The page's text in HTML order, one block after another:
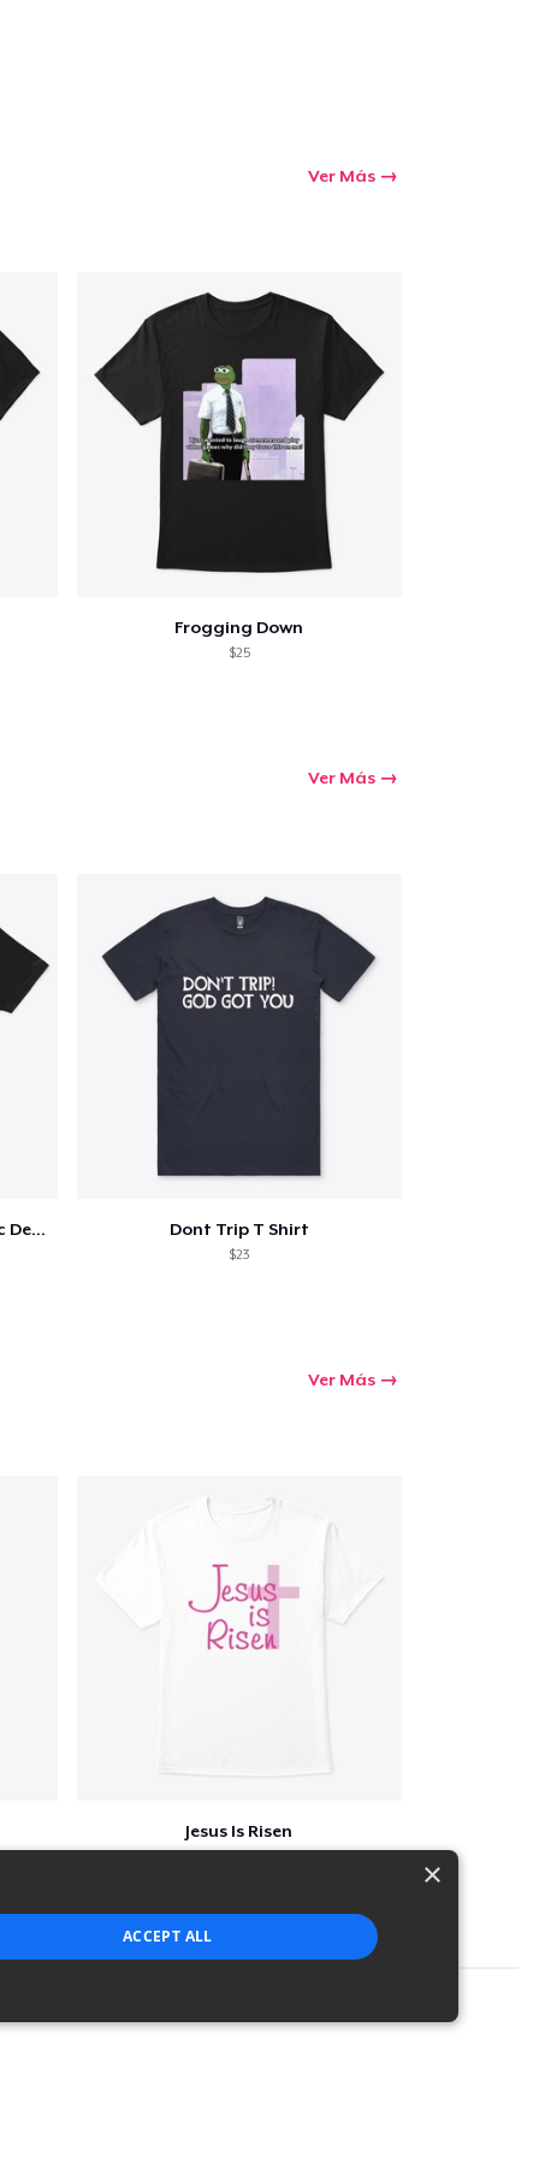
Ver Más
Frogging Down
$25
Ver Más
Love Thy Neighbor - Our Classic Design Dont Trip T Shirt
$23
Ver Más
Jesus Is Risen
×
ACCEPT ALL